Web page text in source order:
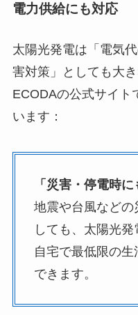
電力供給にも対応
太陽光発電は「電気
害対策」としても大
ECODAの公式サイト
います：
「災害・停電時
地震や台風などの
しても、太陽光発
自宅で最低限の
できます。